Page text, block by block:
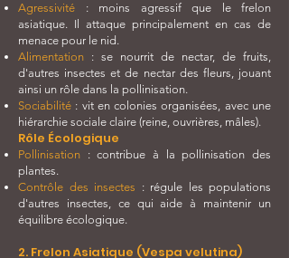
Agressivité : moins agressif que le frelon
asiatique. Il attaque principalement en cas de
menace pour le nid.
Alimentation : se nourrit de nectar, de fruits,
d'autres insectes et de nectar des fleurs, jouant
ainsi un rôle dans la pollinisation.
Sociabilité : vit en colonies organisées, avec une
hiérarchie sociale claire (reine, ouvrières, mâles).
Rôle Écologique
Pollinisation : contribue à la pollinisation des
plantes.
Contrôle des insectes : régule les populations
d'autres insectes, ce qui aide à maintenir un
équilibre écologique.
2. Frelon Asiatique (Vespa velutina)